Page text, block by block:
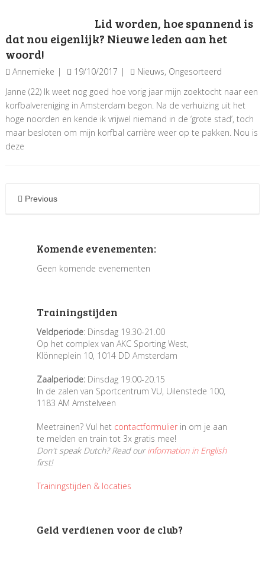
Lid worden, hoe spannend is
dat nou eigenlijk? Nieuwe leden aan het
woord!
Annemieke 19/10/2017 Nieuws, Ongesorteerd
Janne (22) Ik weet nog goed hoe vorig jaar mijn zoektocht naar een
korfbalvereniging in Amsterdam begon. Na de verhuizing uit het
hoge noorden en kende ik vrijwel niemand in de ‘grote stad’, toch
maar besloten om mijn korfbal carrière weer op te pakken. Nou is
deze
Previous
Komende evenementen:
Geen komende evenementen
Trainingstijden
Veldperiode: Dinsdag 19.30-21.00
Op het complex van AKC Sporting West,
Klönneplein 10, 1014 DD Amsterdam
Zaalperiode:Dinsdag 19:00-20.15
In de zalen van Sportcentrum VU, Uilenstede 100,
1183 AM Amstelveen
Meetrainen? Vul het contactformulierin om je aan
te melden en train tot 3x gratis mee!
Don't speak Dutch? Read ourinformation in English
first!
Trainingstijden & locaties
Geld verdienen voor de club?